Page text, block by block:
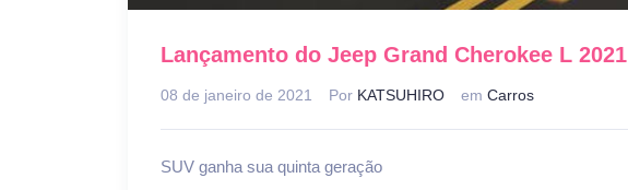
Lançamento do Jeep Grand Cherokee L 2021
08 de janeiro de 2021 Por KATSUHIRO em Carros
SUV ganha sua quinta geração